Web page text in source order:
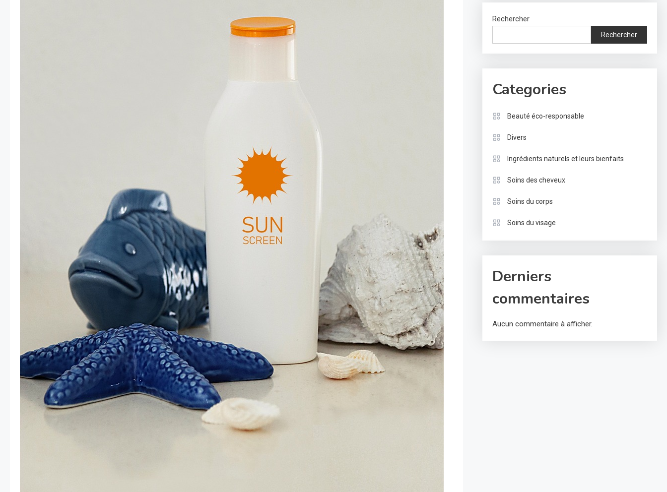
Rechercher
Rechercher
Categories
Beauté éco-responsable
Divers
Ingrédients naturels et leurs bienfaits
Soins des cheveux
Soins du corps
Soins du visage
Derniers
commentaires
Aucun commentaire à afficher.